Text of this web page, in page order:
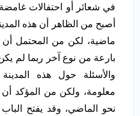
في شعائر أو احتفالات
أصبح من الظاهر أن هذه
ماضية، لكن من المحتمل أن
بارعة من نوع آخر ربما لم
والأسئلة حول هذه
معلومة، ولكن من المؤكد
نحو الماضي، وقد يفتح